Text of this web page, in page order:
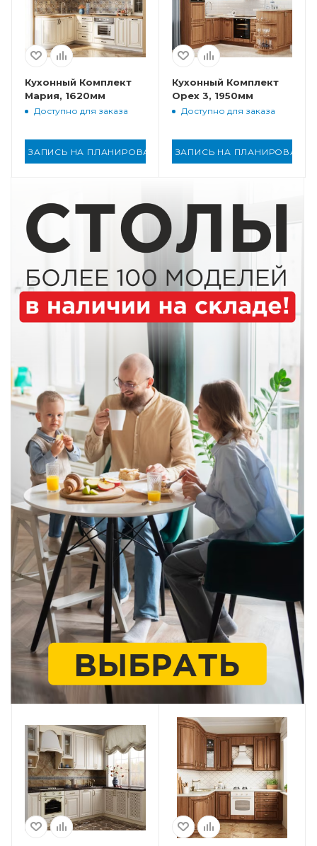
Кухонный Комплект
Мария, 1620мм
Доступно для заказа
ЗАПИСЬ НА ПЛАНИРОВАНИЕ
Кухонный Комплект
Орех 3, 1950мм
Доступно для заказа
ЗАПИСЬ НА ПЛАНИРОВАНИЕ